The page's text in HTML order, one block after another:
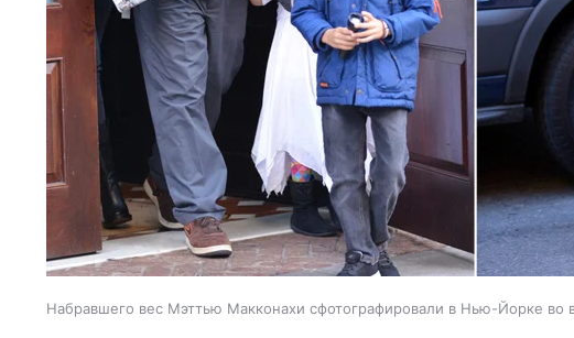
Набравшего вес Мэттью Макконахи сфотографировали в Нью-Йорке во